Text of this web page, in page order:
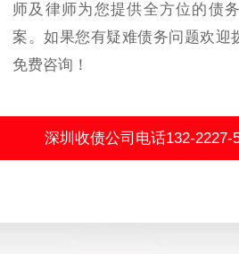
师及律师为您提供全方位的债
案。如果您有疑难债务问题欢迎
免费咨询！
深圳收债公司电话132-2227-